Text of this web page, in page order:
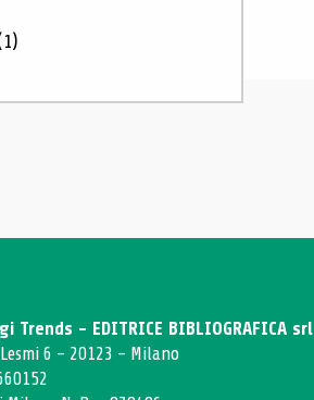
Trends - EDITRICE BIBLIOGRAFICA srl
6 - 20123 - Milano